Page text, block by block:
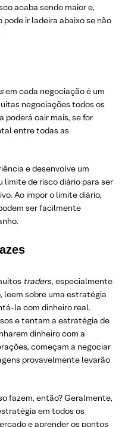
acaba sendo maior e,
pode ir ladeira abaixo se não
em cada negociação é um
negociações todos os
poderá cair mais, se for
entre todas as
e desenvolve um
de risco diário para ser
Ao impor o limite diário,
ser facilmente
traders, especialmente
leem sobre uma estratégia
la com dinheiro real.
e tentam a estratégia de
dinheiro com a
começam a negociar
provavelmente levarão
fazem, então? Geralmente,
em todos os
e aprender os pontos